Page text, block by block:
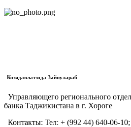
Козидавлатзода Зайнулараб
Управляющего регионального
банка Таджикистана в г. Хороге
Контакты: Тел: + (992 44) 640-06-10;